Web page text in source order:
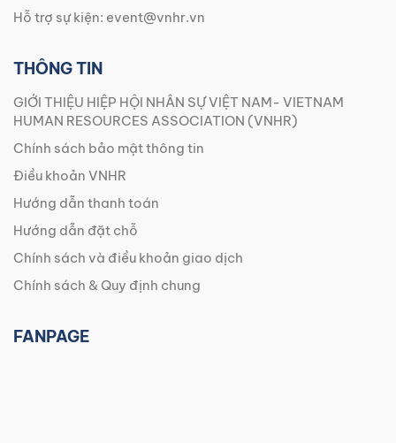
Hỗ trợ sự kiện: event@vnhr.vn
THÔNG TIN
GIỚI THIỆU HIỆP HỘI NHÂN SỰ VIỆT NAM- VIETNAM
HUMAN RESOURCES ASSOCIATION (VNHR)
Chính sách bảo mật thông tin
Điều khoản VNHR
Hướng dẫn thanh toán
Hướng dẫn đặt chỗ
Chính sách và điều khoản giao dịch
Chính sách & Quy định chung
FANPAGE